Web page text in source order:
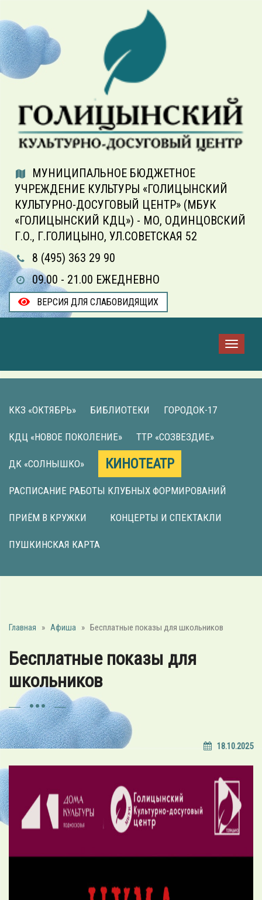
МУНИЦИПАЛЬНОЕ БЮДЖЕТНОЕ
УЧРЕЖДЕНИЕ КУЛЬТУРЫ «ГОЛИЦЫНСКИЙ
КУЛЬТУРНО-ДОСУГОВЫЙ ЦЕНТР» (МБУК
«ГОЛИЦЫНСКИЙ КДЦ») - МО, ОДИНЦОВСКИЙ
Г.О., Г.ГОЛИЦЫНО, УЛ.СОВЕТСКАЯ 52
8 (495) 363 29 90
09.00 - 21.00 ЕЖЕДНЕВНО
ВЕРСИЯ ДЛЯ СЛАБОВИДЯЩИХ
ККЗ «ОКТЯБРЬ» БИБЛИОТЕКИ ГОРОДОК-17
КДЦ «НОВОЕ ПОКОЛЕНИЕ» ТТР «СОЗВЕЗДИЕ»
ДК «СОЛНЫШКО» КИНОТЕАТР
РАСПИСАНИЕ РАБОТЫ КЛУБНЫХ ФОРМИРОВАНИЙ
ПРИЁМ В КРУЖКИ КОНЦЕРТЫ И СПЕКТАКЛИ
ПУШКИНСКАЯ КАРТА
Главная » Афиша » Бесплатные показы для школьников
Бесплатные показы для
школьников
18.10.2025